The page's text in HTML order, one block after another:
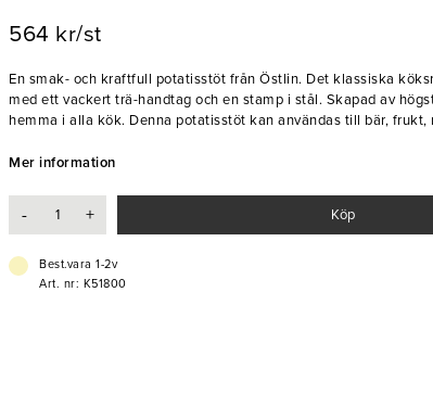
564 kr/st
En smak- och kraftfull potatisstöt från Östlin. Det klassiska
med ett vackert trä-handtag och en stamp i stål. Skapad av
hemma i alla kök. Denna potatisstöt kan användas till bär, frukt,
Mer information
- + Köp
Best.vara 1-2v
Art. nr: K51800